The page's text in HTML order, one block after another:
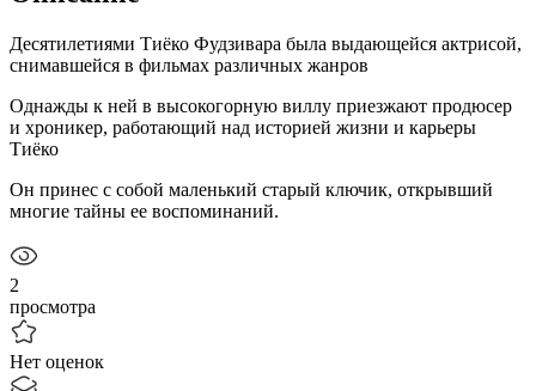
Десятилетиями Тиёко Фудзивара была выдающейся актрисой,
снимавшейся в фильмах различных жанров
Однажды к ней в высокогорную виллу приезжают продюсер
и хроникер, работающий над историей жизни и карьеры
Тиёко
Он принес с собой маленький старый ключик, открывший
многие тайны ее воспоминаний.
2
просмотра
Нет оценок